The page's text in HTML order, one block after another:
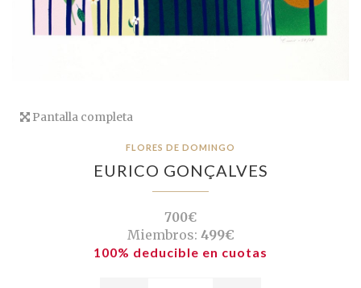
Pantalla completa
FLORES DE DOMINGO
EURICO GONÇALVES
700€
Miembros: 499€
100% deducible en cuotas